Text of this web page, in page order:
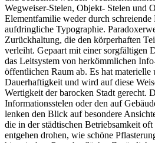
Wegweiser-Stelen, Objekt- Stelen und
Elementfamilie weder durch
aufdringliche Typographie.
Zurückhaltung, die den körperhaften
verleiht. Gepaart mit einer sorgfältigen
das Leitsystem von herkömmlichen
öffentlichen Raum ab. Es hat materielle
Dauerhaftigkeit und wird auf diese
Wertigkeit der barocken Stadt gerecht.
Informationsstelen oder den auf
lenken den Blick auf besondere
die in der städtischen Betriebsamkeit
entgehen drohen, wie schöne